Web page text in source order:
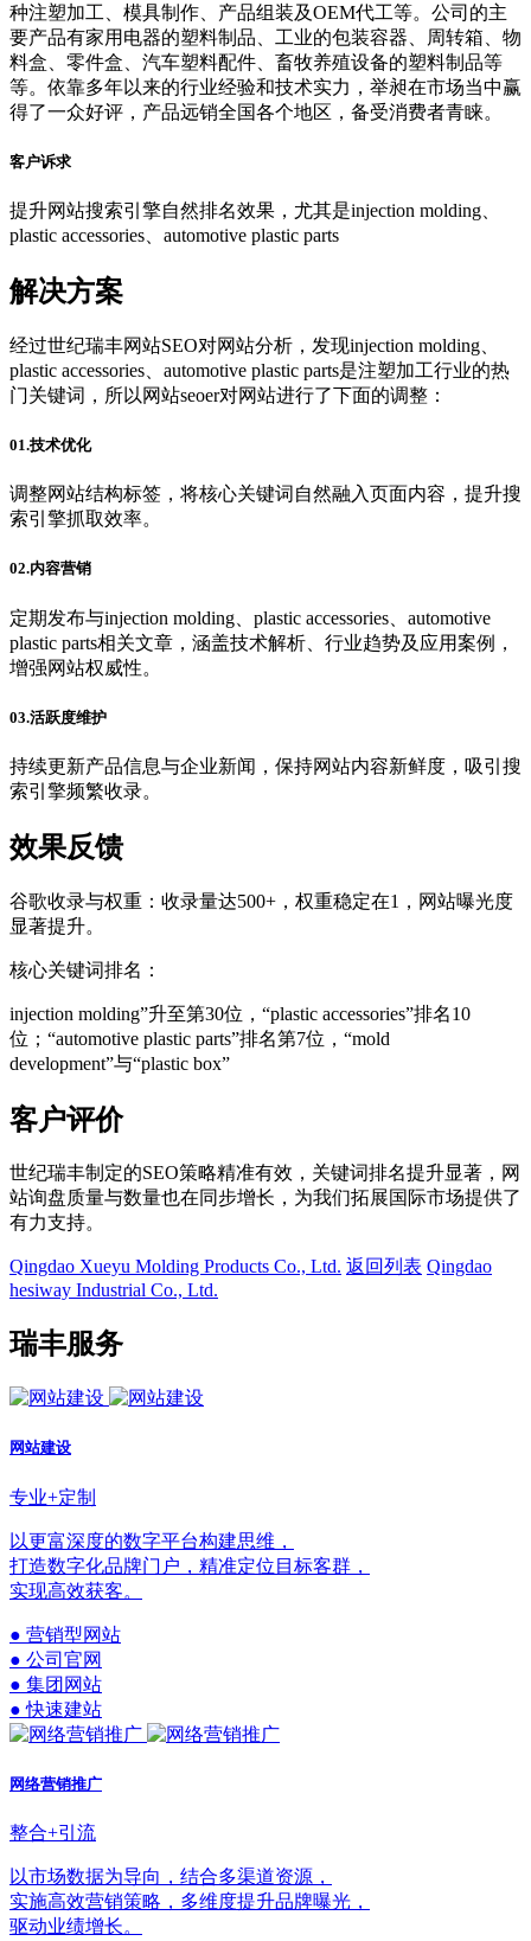
种注塑加工、模具制作、产品组装及OEM代工等。公司的主
要产品有家用电器的塑料制品、工业的包装容器、周转箱、物
料盒、零件盒、汽车塑料配件、畜牧养殖设备的塑料制品等
等。依靠多年以来的行业经验和技术实力，举昶在市场当中赢
得了一众好评，产品远销全国各个地区，备受消费者青睐。
客户诉求
提升网站搜索引擎自然排名效果，尤其是injection molding、
plastic accessories、automotive plastic parts
解决方案
经过世纪瑞丰网站SEO对网站分析，发现injection molding、
plastic accessories、automotive plastic parts是注塑加工行业的热
门关键词，所以网站seoer对网站进行了下面的调整：
01.技术优化
调整网站结构标签，将核心关键词自然融入页面内容，提升搜
索引擎抓取效率。
02.内容营销
定期发布与injection molding、plastic accessories、automotive
plastic parts相关文章，涵盖技术解析、行业趋势及应用案例，
增强网站权威性。
03.活跃度维护
持续更新产品信息与企业新闻，保持网站内容新鲜度，吸引搜
索引擎频繁收录。
效果反馈
谷歌收录与权重：收录量达500+，权重稳定在1，网站曝光度
显著提升。
核心关键词排名：
injection molding”升至第30位，“plastic accessories”排名10
位；“automotive plastic parts”排名第7位，“mold
development”与“plastic box”
客户评价
世纪瑞丰制定的SEO策略精准有效，关键词排名提升显著，网
站询盘质量与数量也在同步增长，为我们拓展国际市场提供了
有力支持。
Qingdao Xueyu Molding Products Co., Ltd. 返回列表 Qingdao
hesiway Industrial Co., Ltd.
瑞丰服务
网站建设
专业+定制
以更富深度的数字平台构建思维，
打造数字化品牌门户，精准定位目标客群，
实现高效获客。
● 营销型网站
● 公司官网
● 集团网站
● 快速建站
网络营销推广
整合+引流
以市场数据为导向，结合多渠道资源，
实施高效营销策略，多维度提升品牌曝光，
驱动业绩增长。